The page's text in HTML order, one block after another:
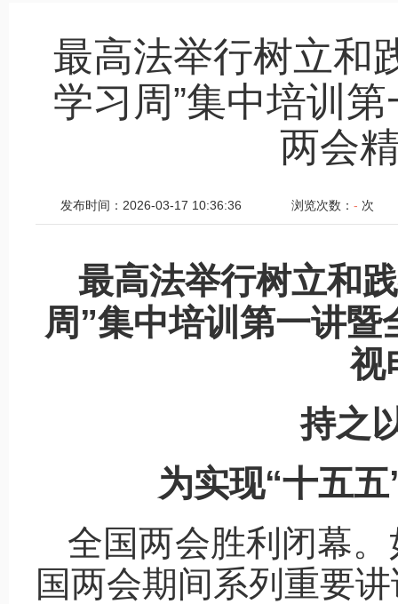
最高法举行树立和
学习周”集中培训
两会
发布时间：2026-03-17 10:36:36 浏览次数： - 次
最高法举行树立和
周”集中培训第一讲
视
持之
为实现“十五
全国两会胜利闭幕
国两会期间系列重要